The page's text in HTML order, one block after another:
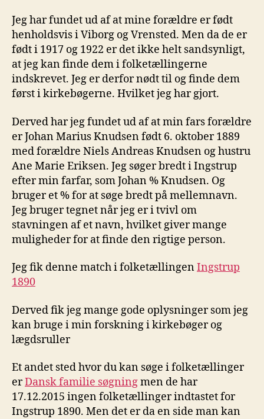
Jeg har fundet ud af at mine forældre er født
henholdsvis i Viborg og Vrensted. Men da de er
født i 1917 og 1922 er det ikke helt sandsynligt,
at jeg kan finde dem i folketællingerne
indskrevet. Jeg er derfor nødt til og finde dem
først i kirkebøgerne. Hvilket jeg har gjort.
Derved har jeg fundet ud af at min fars forældre
er Johan Marius Knudsen født 6. oktober 1889
med forældre Niels Andreas Knudsen og hustru
Ane Marie Eriksen. Jeg søger bredt i Ingstrup
efter min farfar, som Johan % Knudsen. Og
bruger et % for at søge bredt på mellemnavn.
Jeg bruger tegnet når jeg er i tvivl om
stavningen af et navn, hvilket giver mange
muligheder for at finde den rigtige person.
Jeg fik denne match i folketællingenIngstrup
1890
Derved fik jeg mange gode oplysninger som jeg
kan bruge i min forskning i kirkebøger og
lægdsruller
Et andet sted hvor du kan søge i folketællinger
erDansk familie søgningmen de har
17.12.2015 ingen folketællinger indtastet for
Ingstrup 1890. Men det er da en side man kan